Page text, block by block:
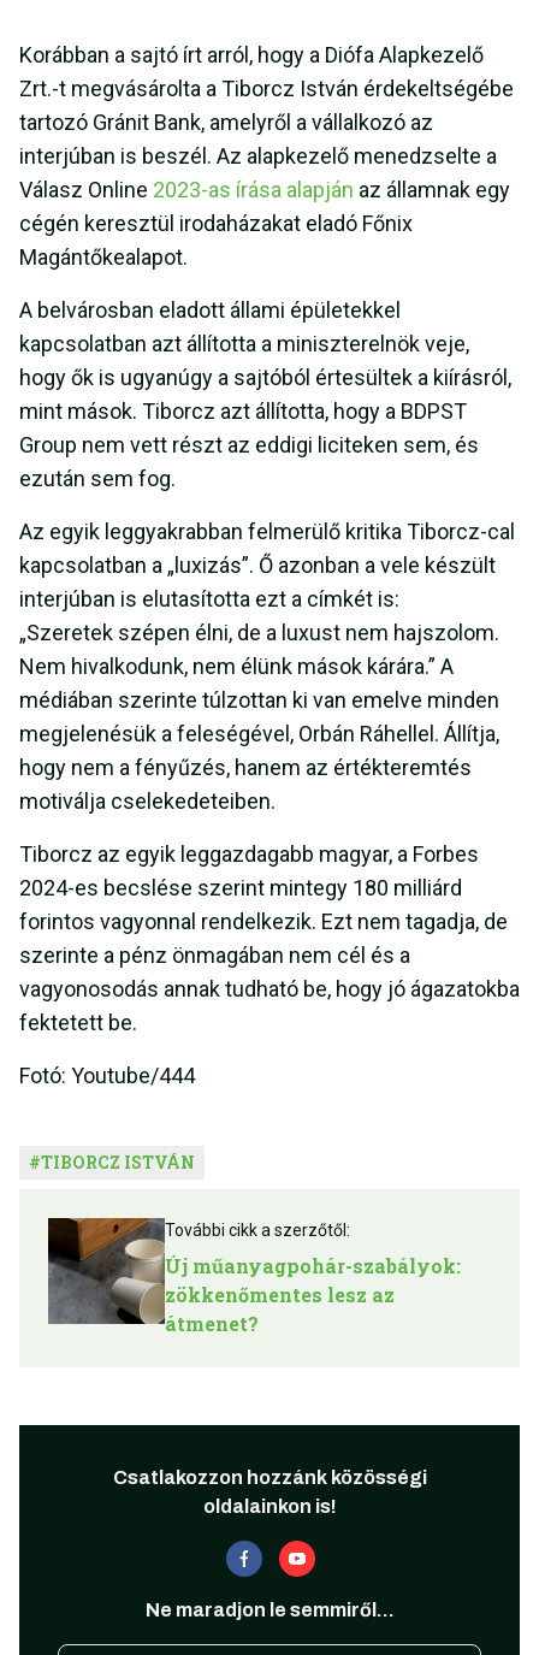
Korábban a sajtó írt arról, hogy a Diófa Alapkezelő
Zrt.-t megvásárolta a Tiborcz István érdekeltségébe
tartozó Gránit Bank, amelyről a vállalkozó az
interjúban is beszél. Az alapkezelő menedzselte a
Válasz Online 2023-as írása alapján az államnak egy
cégén keresztül irodaházakat eladó Főnix
Magántőkealapot.
A belvárosban eladott állami épületekkel
kapcsolatban azt állította a miniszterelnök veje,
hogy ők is ugyanúgy a sajtóból értesültek a kiírásról,
mint mások. Tiborcz azt állította, hogy a BDPST
Group nem vett részt az eddigi liciteken sem, és
ezután sem fog.
Az egyik leggyakrabban felmerülő kritika Tiborcz-cal
kapcsolatban a „luxizás”. Ő azonban a vele készült
interjúban is elutasította ezt a címkét is:
„Szeretek szépen élni, de a luxust nem hajszolom.
Nem hivalkodunk, nem élünk mások kárára.” A
médiában szerinte túlzottan ki van emelve minden
megjelenésük a feleségével, Orbán Ráhellel. Állítja,
hogy nem a fényűzés, hanem az értékteremtés
motiválja cselekedeteiben.
Tiborcz az egyik leggazdagabb magyar, a Forbes
2024-es becslése szerint mintegy 180 milliárd
forintos vagyonnal rendelkezik. Ezt nem tagadja, de
szerinte a pénz önmagában nem cél és a
vagyonosodás annak tudható be, hogy jó ágazatokba
fektetett be.
Fotó: Youtube/444
#TIBORCZ ISTVÁN
További cikk a szerzőtől:
Új műanyagpohár-szabályok:
zökkenőmentes lesz az
átmenet?
Csatlakozzon hozzánk közösségi
oldalainkon is!
Ne maradjon le semmiről...